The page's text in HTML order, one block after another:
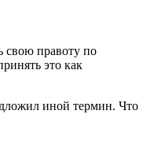
свою правоту по
это как
иной термин. Что